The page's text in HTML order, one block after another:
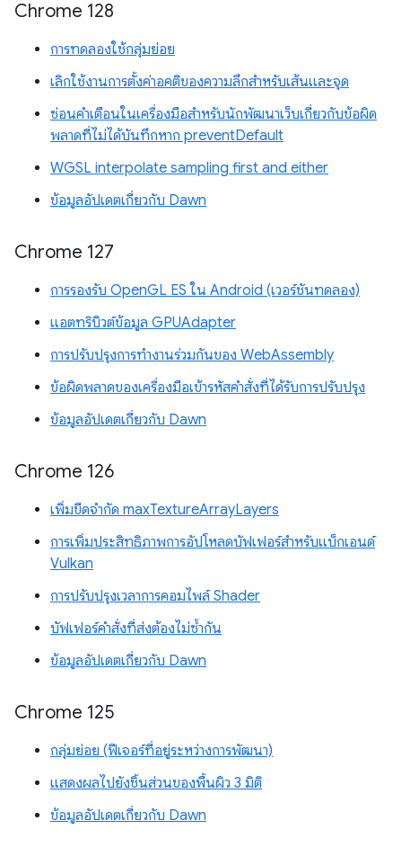
Chrome 128
การทดลองใช้กลุ่มย่อย
เลิกใช้งานการตั้งค่าอคติของความลึกสำหรับเส้นและจุด
ซ่อนคำเตือนในเครื่องมือสำหรับนักพัฒนาเว็บเกี่ยวกับข้อผิด
พลาดที่ไม่ได้บันทึกหาก preventDefault
WGSL interpolate sampling first and either
ข้อมูลอัปเดตเกี่ยวกับ Dawn
Chrome 127
การรองรับ OpenGL ES ใน Android (เวอร์ชันทดลอง)
แอตทริบิวต์ข้อมูล GPUAdapter
การปรับปรุงการทำงานร่วมกันของ WebAssembly
ข้อผิดพลาดของเครื่องมือเข้ารหัสคำสั่งที่ได้รับการปรับปรุง
ข้อมูลอัปเดตเกี่ยวกับ Dawn
Chrome 126
เพิ่มขีดจำกัด maxTextureArrayLayers
การเพิ่มประสิทธิภาพการอัปโหลดบัฟเฟอร์สำหรับแบ็กเอนด์
Vulkan
การปรับปรุงเวลาการคอมไพล์ Shader
บัฟเฟอร์คำสั่งที่ส่งต้องไม่ซ้ำกัน
ข้อมูลอัปเดตเกี่ยวกับ Dawn
Chrome 125
กลุ่มย่อย (ฟีเจอร์ที่อยู่ระหว่างการพัฒนา)
แสดงผลไปยังชิ้นส่วนของพื้นผิว 3 มิติ
ข้อมูลอัปเดตเกี่ยวกับ Dawn